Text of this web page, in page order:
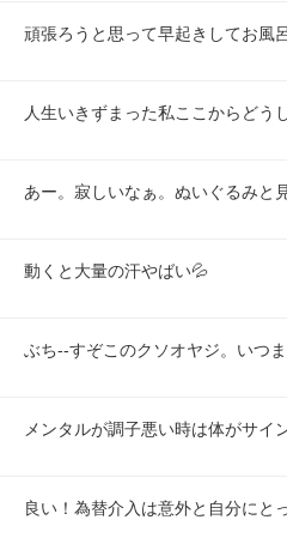
頑張ろうと思って早起きしてお風
人生いきずまった私ここからどう
あー。寂しいなぁ。ぬいぐるみと
動くと大量の汗やばい💦
ぶち--すぞこのクソオヤジ。いつ
メンタルが調子悪い時は体がサイ
良い！為替介入は意外と自分にと